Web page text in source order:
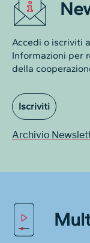
Accedi o iscriviti
Informazioni per
della
Iscriviti
Archivio